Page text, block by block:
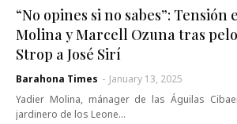
“No opines si no sabes”:
Molina y Marcell Ozuna tras
Strop a José Sirí
Barahona Times - January 13, 2025
Yadier Molina, mánager de las Águilas
jardinero de los Leone…